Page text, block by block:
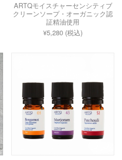
ARTQモイスチャーセンシティブ
クリーンソープ・オーガニック認
証精油使用
¥5,280 (税込)